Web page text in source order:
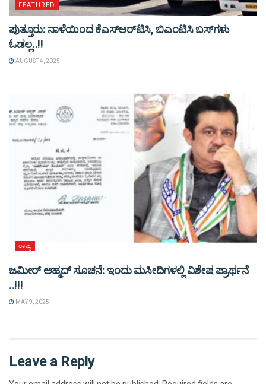
FEATURED
ಪುತ್ತೂರು: ನಾಳೆಯಿಂದ ಕೆಎಸ್​ಆರ್​ಟಿಸಿ, ಬಿಎಂಟಿಸಿ ಬಸ್​ಗಳು​
ಓಡಲ್ಲ..!!
AUGUST 4, 2025
ರಾಜ್ಯ
ಜಮೀರ್ ಅಹ್ಮದ್ ಸೂಚನೆ: ಇಂದು ಮಸೀದಿಗಳಲ್ಲಿ ವಿಶೇಷ ಪ್ರಾರ್ಥನೆ
..!!!
MAY 9, 2025
Leave a Reply